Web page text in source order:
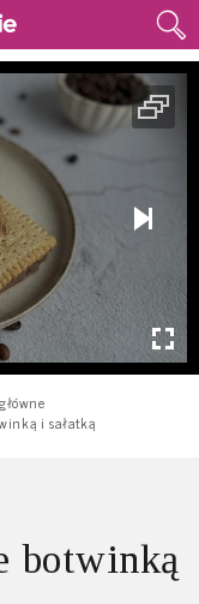
i sałatką
botwinką